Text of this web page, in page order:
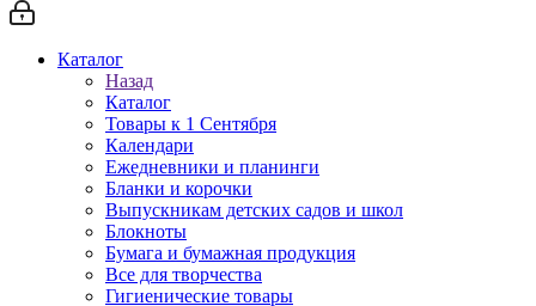
Каталог
Назад
Каталог
Товары к 1 Сентября
Календари
Ежедневники и планинги
Бланки и корочки
Выпускникам детских садов и школ
Блокноты
Бумага и бумажная продукция
Все для творчества
Гигиенические товары